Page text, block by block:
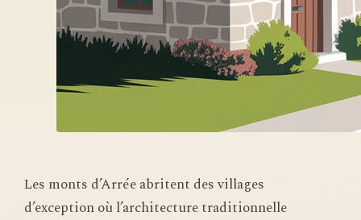
Les monts d’Arrée abritent des villages
d’exception où l’architecture traditionnelle